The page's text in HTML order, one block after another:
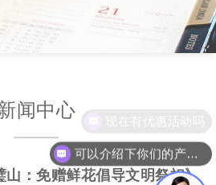
闻中心
山：免赠鲜花倡导文明祭祀》